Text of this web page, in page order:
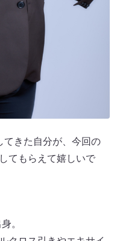
てもらえて嬉しいで
。
クロス引きやエキサイ